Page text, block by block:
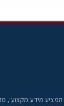
מידע מקצועי,